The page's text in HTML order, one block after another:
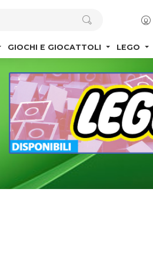
GIOCHI E GIOCATTOLI LEGO